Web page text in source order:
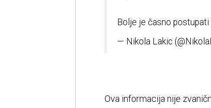
Bolje je časno postupati
— Nikola Lakic
Ova informacija nije